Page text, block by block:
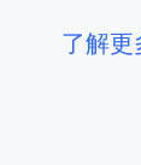
了解更